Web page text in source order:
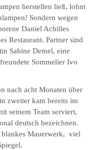
herstellen ließ, lohnt
Sondern wegen
Daniel Achilles
Restaurant. Partner sind
Sabine Demel, eine
Sommelier Ivo
nach acht Monaten über
zweiter kam bereits im
seinem Team serviert,
deutsch bezeichnen.
blankes Mauerwerk, viel